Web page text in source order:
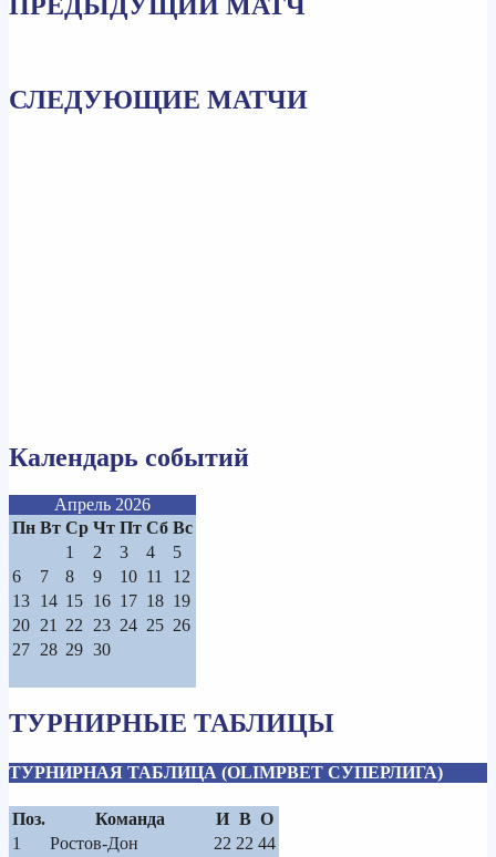
СЛЕДУЮЩИЕ МАТЧИ
Календарь событий
Апрель 2026
Пн Вт Ср Чт Пт Сб Вс
1
2 3 4
5
6
7 8 9 10 11
12
13 14 15 16 17 18 19
20 21 22 23 24 25 26
27 28 29 30
ТУРНИРНЫЕ ТАБЛИЦЫ
ТУРНИРНАЯ ТАБЛИЦА (OLIMPBET СУПЕРЛИГА)
Поз. Команда И В О
1
Ростов-Дон 22 22 44